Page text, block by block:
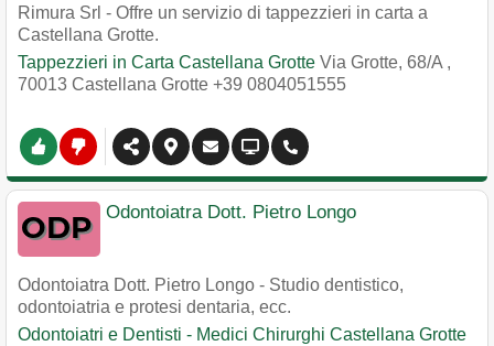
Rimura Srl - Offre un servizio di tappezzieri in carta a
Castellana Grotte.
Tappezzieri in Carta Castellana Grotte Via Grotte, 68/A ,
70013 Castellana Grotte +39 0804051555
Odontoiatra Dott. Pietro Longo
Odontoiatra Dott. Pietro Longo - Studio dentistico,
odontoiatria e protesi dentaria, ecc.
Odontoiatri e Dentisti - Medici Chirurghi Castellana Grotte